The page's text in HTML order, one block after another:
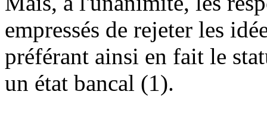
empressés de rejeter les
préférant ainsi en fait le
un état bancal (1).